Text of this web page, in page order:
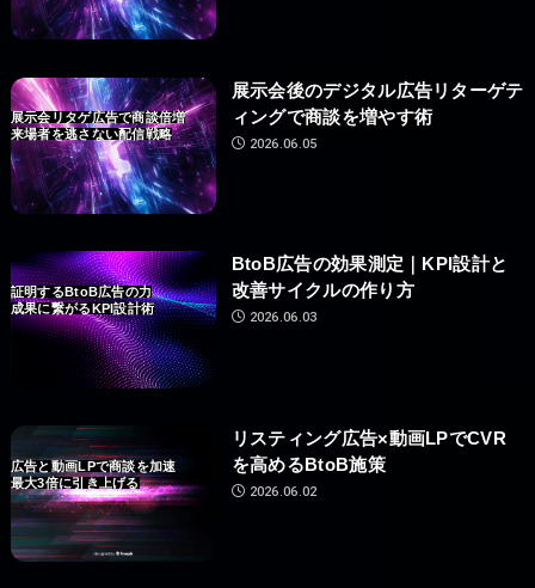
展示会リタゲ広告で商談倍増
来場者を逃さない配信戦略
展示会後のデジタル広告リターゲテ
ィングで商談を増やす術
2026.06.05
証明するBtoB広告の力
成果に繋がるKPI設計術
BtoB広告の効果測定｜KPI設計と
改善サイクルの作り方
2026.06.03
広告と動画LPで商談を加速
最大3倍に引き上げる
リスティング広告×動画LPでCVR
を高めるBtoB施策
2026.06.02